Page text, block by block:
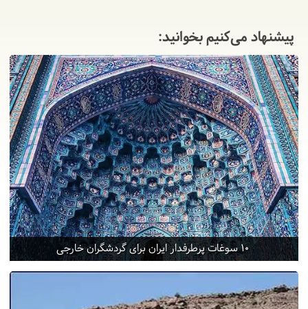
پیشنهاد می‌کنیم بخوانید:
10 سوغات پرطرفدار ایران برای گردشگران خارجی